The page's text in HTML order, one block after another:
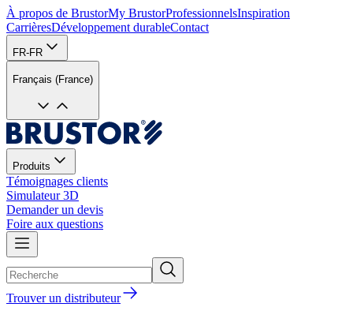
À propos de BrustorMy BrustorProfessionnelsInspiration
CarrièresDéveloppement durableContact
FR-FR
Français (France)
Produits
Témoignages clients
Simulateur 3D
Demander un devis
Foire aux questions
Trouver un distributeur